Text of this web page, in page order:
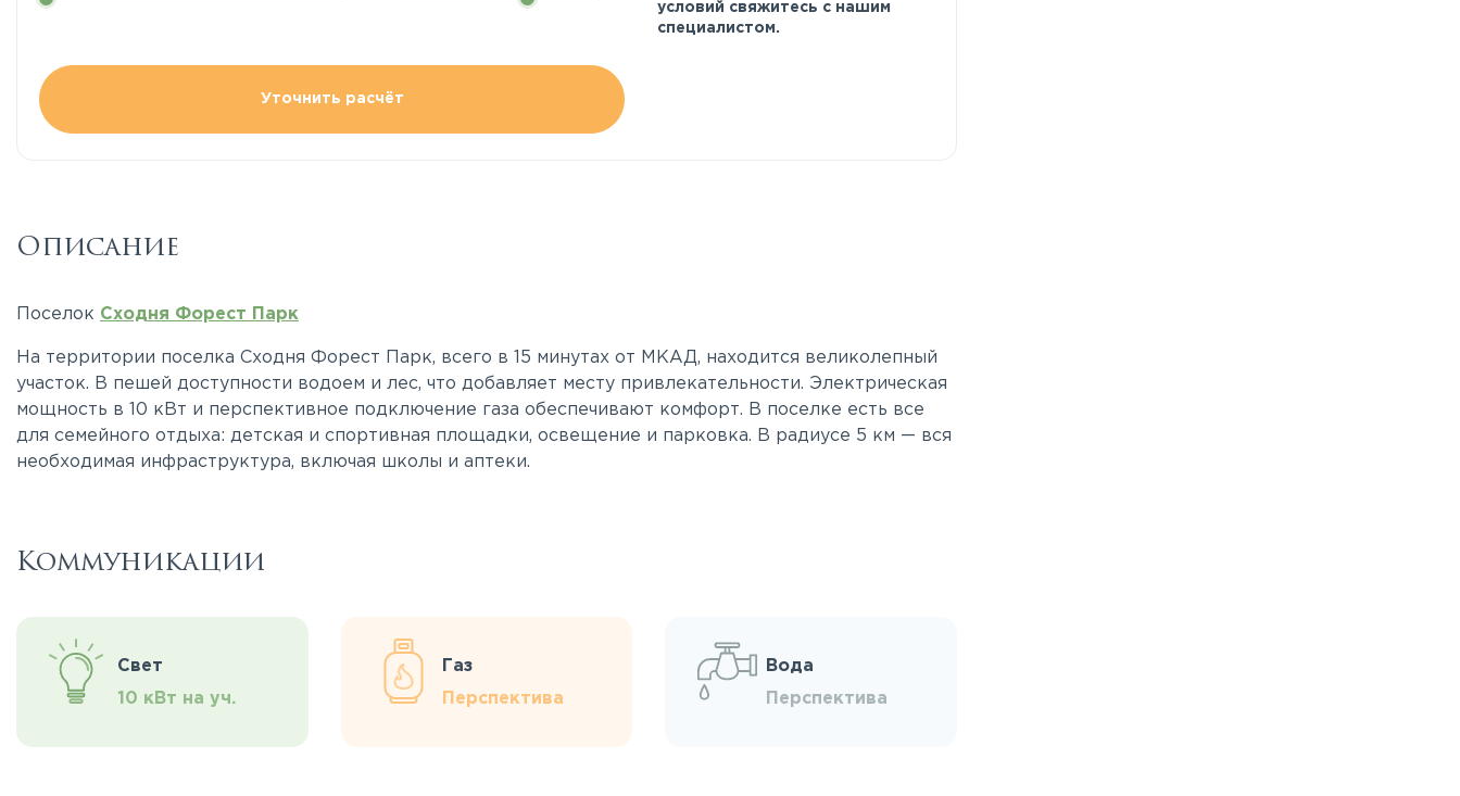
Уточнить расчёт
условий свяжитесь с нашим
специалистом.
Описание
Поселок Сходня Форест Парк
На территории поселка Сходня Форест Парк, всего в 15 минутах от МКАД, находится великолепный
участок. В пешей доступности водоем и лес, что добавляет месту привлекательности. Электрическая
мощность в 10 кВт и перспективное подключение газа обеспечивают комфорт. В поселке есть все
для семейного отдыха: детская и спортивная площадки, освещение и парковка. В радиусе 5 км — вся
необходимая инфраструктура, включая школы и аптеки.
Коммуникации
Свет
10 кВт на уч.
Газ
Перспектива
Вода
Перспектива